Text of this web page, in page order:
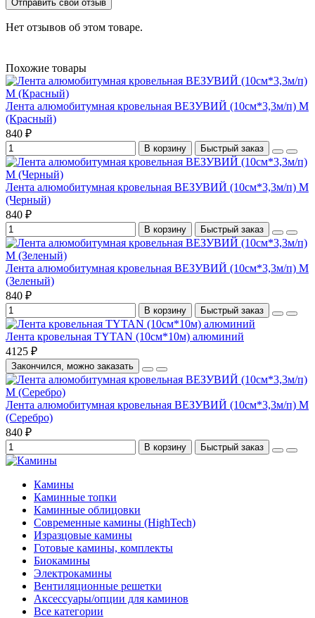
Отправить свой отзыв
Нет отзывов об этом товаре.
Похожие товары
Лента алюмобитумная кровельная ВЕЗУВИЙ (10см*3,3м/п) М
(Красный)
840 ₽
В корзину Быстрый заказ
Лента алюмобитумная кровельная ВЕЗУВИЙ (10см*3,3м/п) М
(Черный)
840 ₽
В корзину Быстрый заказ
Лента алюмобитумная кровельная ВЕЗУВИЙ (10см*3,3м/п) М
(Зеленый)
840 ₽
В корзину Быстрый заказ
Лента кровельная TYTAN (10см*10м) алюминий
4125 ₽
Закончился, можно заказать
Лента алюмобитумная кровельная ВЕЗУВИЙ (10см*3,3м/п) М
(Серебро)
840 ₽
В корзину Быстрый заказ
Камины
Каминные топки
Каминные облицовки
Современные камины (HighTech)
Изразцовые камины
Готовые камины, комплекты
Биокамины
Электрокамины
Вентиляционные решетки
Аксессуары/опции для каминов
Все категории